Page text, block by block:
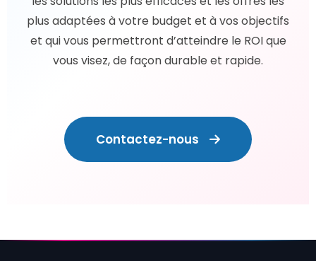
plus adaptées à votre budget et à vos objectifs
et qui vous permettront d’atteindre le ROI que
vous visez, de façon durable et rapide.
Contactez-nous